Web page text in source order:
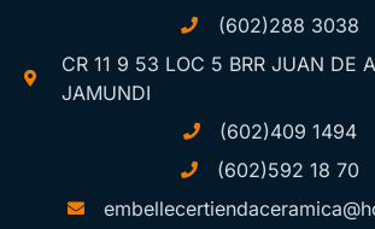
(602)288 3038
CR 11 9 53 LOC 5 BRR JUAN DE
JAMUNDI
(602)409 1494
(602)592 18 70